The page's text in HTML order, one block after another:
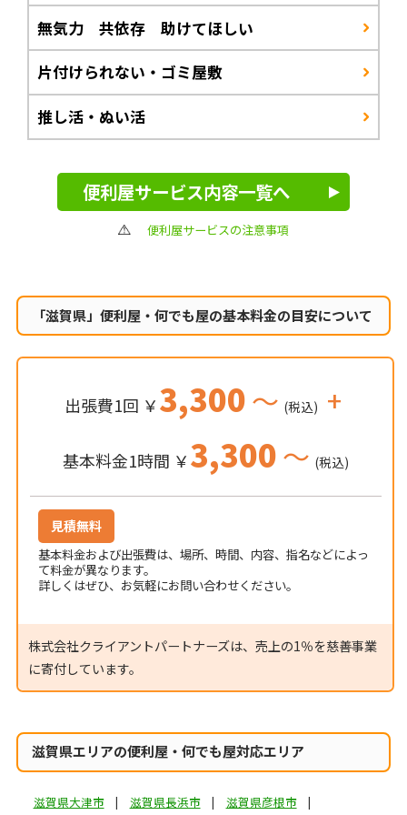
無気力 共依存 助けてほしい
片付けられない・ゴミ屋敷
推し活・ぬい活
便利屋サービス内容一覧へ
便利屋サービスの注意事項
「滋賀県」便利屋・何でも屋の基本料金の目安について
出張費1回 ￥3,300～ (税込) +
基本料金1時間 ￥3,300～ (税込)
見積無料
基本料金および出張費は、場所、時間、内容、指名などによっ
て料金が異なります。
詳しくはぜひ、お気軽にお問い合わせください。
株式会社クライアントパートナーズは、売上の1％を慈善事業
に寄付しています。
滋賀県エリアの便利屋・何でも屋対応エリア
滋賀県大津市 滋賀県長浜市
滋賀県彦根市